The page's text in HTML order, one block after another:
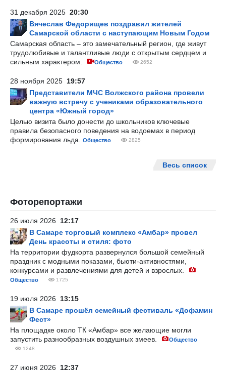
31 декабря 2025 20:30
Вячеслав Федорищев поздравил жителей
Самарской области с наступающим Новым Годом
Самарская область – это замечательный регион, где живут
трудолюбивые и талантливые люди с открытым сердцем и
сильным характером.
Общество 2652
28 ноября 2025 19:57
Представители МЧС Волжского района провели
важную встречу с учениками образовательного
центра «Южный город»
Целью визита было донести до школьников ключевые
правила безопасного поведения на водоемах в период
формирования льда.
Общество 2825
Весь список
Фоторепортажи
26 июля 2026 12:17
В Самаре торговый комплекс «Амбар» провел
День красоты и стиля: фото
На территории фудкорта развернулся большой семейный
праздник с модными показами, бьюти-активностями,
конкурсами и развлечениями для детей и взрослых.
Общество 1725
19 июля 2026 13:15
В Самаре прошёл семейный фестиваль «Дофамин
Фест»
На площадке около ТК «Амбар» все желающие могли
запустить разнообразных воздушных змеев.
Общество
1248
27 июня 2026 12:37